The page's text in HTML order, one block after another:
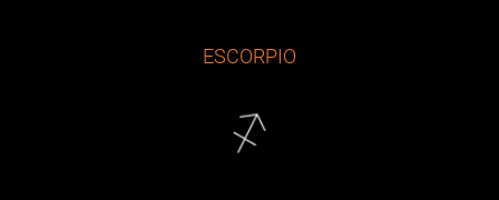
ESCORPIO